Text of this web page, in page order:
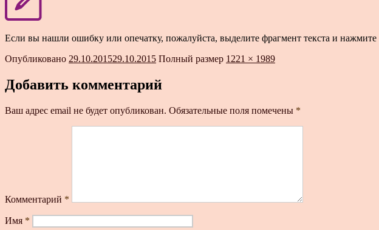
Если вы нашли ошибку или опечатку, пожалуйста, выделите фрагмент текста и нажмите
Опубликовано 29.10.201529.10.2015 Полный размер 1221 × 1989
Добавить комментарий
Ваш адрес email не будет опубликован. Обязательные поля помечены *
Комментарий *
Имя *